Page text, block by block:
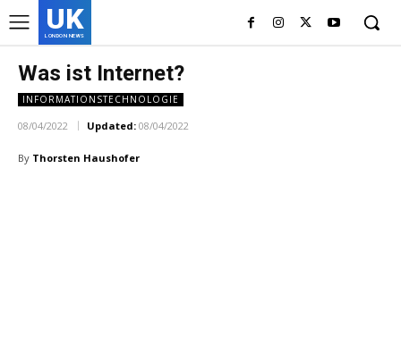
UK
LONDON NEWS
Was ist Internet?
INFORMATIONSTECHNOLOGIE
08/04/2022 Updated: 08/04/2022
By Thorsten Haushofer